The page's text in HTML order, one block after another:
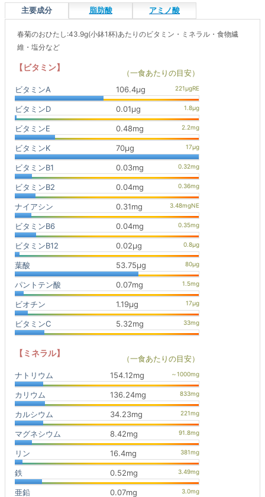
主要成分 脂肪酸 アミノ酸
春菊のおひたし:43.9g(小鉢1杯)あたりのビタミン・ミネラル・食物繊
維・塩分など
【ビタミン】
（一食あたりの目安）
ビタミンA
106.4μg
ビタミンD 0.01μg
ビタミンE 0.48mg
ビタミンK 70μg
ビタミンB1 0.03mg
ビタミンB2 0.04mg
ナイアシン 0.31mg
ビタミンB6 0.04mg
ビタミンB12 0.02μg
葉酸 53.75μg
パントテン酸 0.07mg
ビオチン 1.19μg
ビタミンC 5.32mg
【ミネラル】
（一食あたりの目安）
ナトリウム
154.12mg
カリウム 136.24mg
カルシウム 34.23mg
マグネシウム 8.42mg
リン 16.4mg
鉄 0.52mg
亜鉛 0.07mg